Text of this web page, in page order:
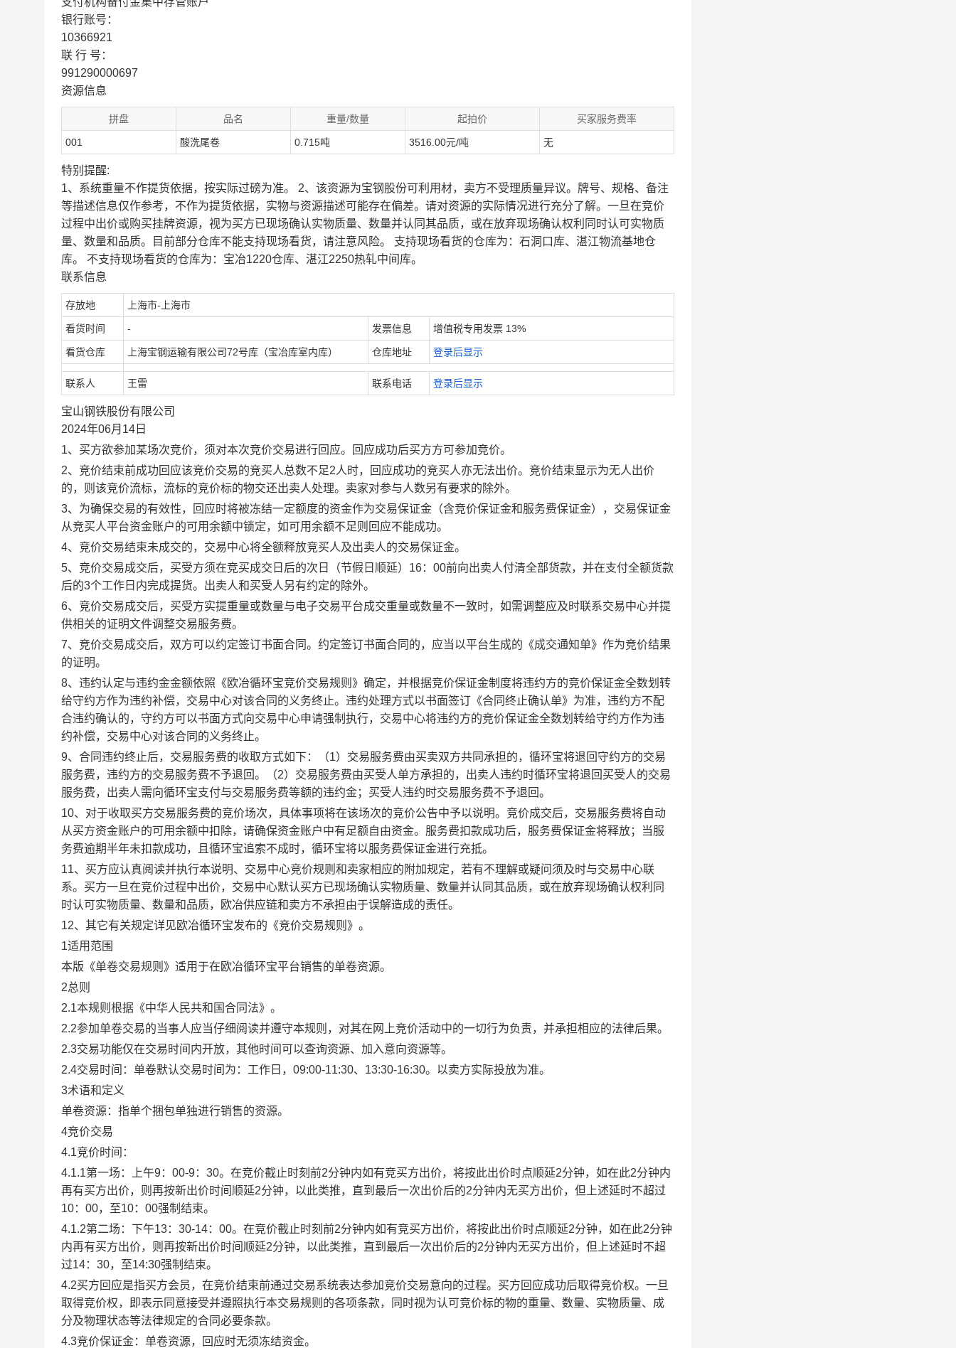
银行账号：
10366921
联 行 号：
991290000697
资源信息
拼盘 品名 重量/数量 起拍价 买家服务费率
001 酸洗尾卷 0.715吨 3516.00元/吨 无
特别提醒:
1、系统重量不作提货依据，按实际过磅为准。 2、该资源为宝钢股份可利用材，卖方不受理质量异议。牌号、规格、备注
等描述信息仅作参考，不作为提货依据，实物与资源描述可能存在偏差。请对资源的实际情况进行充分了解。一旦在竞价
过程中出价或购买挂牌资源，视为买方已现场确认实物质量、数量并认同其品质，或在放弃现场确认权利同时认可实物质
量、数量和品质。目前部分仓库不能支持现场看货，请注意风险。 支持现场看货的仓库为：石洞口库、湛江物流基地仓
库。 不支持现场看货的仓库为：宝冶1220仓库、湛江2250热轧中间库。
联系信息
存放地 上海市-上海市
看货时间 - 发票信息 增值税专用发票 13%
看货仓库 上海宝钢运输有限公司72号库（宝冶库室内库） 仓库地址 登录后显示
联系人 王雷 联系电话 登录后显示
宝山钢铁股份有限公司
2024年06月14日
1、买方欲参加某场次竞价，须对本次竞价交易进行回应。回应成功后买方方可参加竞价。
2、竞价结束前成功回应该竞价交易的竞买人总数不足2人时，回应成功的竞买人亦无法出价。竞价结束显示为无人出价
的，则该竞价流标，流标的竞价标的物交还出卖人处理。卖家对参与人数另有要求的除外。
3、为确保交易的有效性，回应时将被冻结一定额度的资金作为交易保证金（含竞价保证金和服务费保证金），交易保证金
从竞买人平台资金账户的可用余额中锁定，如可用余额不足则回应不能成功。
4、竞价交易结束未成交的，交易中心将全额释放竞买人及出卖人的交易保证金。
5、竞价交易成交后，买受方须在竞买成交日后的次日（节假日顺延）16：00前向出卖人付清全部货款，并在支付全额货款
后的3个工作日内完成提货。出卖人和买受人另有约定的除外。
6、竞价交易成交后，买受方实提重量或数量与电子交易平台成交重量或数量不一致时，如需调整应及时联系交易中心并提
供相关的证明文件调整交易服务费。
7、竞价交易成交后，双方可以约定签订书面合同。约定签订书面合同的，应当以平台生成的《成交通知单》作为竞价结果
的证明。
8、违约认定与违约金金额依照《欧冶循环宝竞价交易规则》确定，并根据竞价保证金制度将违约方的竞价保证金全数划转
给守约方作为违约补偿，交易中心对该合同的义务终止。违约处理方式以书面签订《合同终止确认单》为准，违约方不配
合违约确认的，守约方可以书面方式向交易中心申请强制执行，交易中心将违约方的竞价保证金全数划转给守约方作为违
约补偿，交易中心对该合同的义务终止。
9、合同违约终止后，交易服务费的收取方式如下：（1）交易服务费由买卖双方共同承担的，循环宝将退回守约方的交易
服务费，违约方的交易服务费不予退回。（2）交易服务费由买受人单方承担的，出卖人违约时循环宝将退回买受人的交易
服务费，出卖人需向循环宝支付与交易服务费等额的违约金；买受人违约时交易服务费不予退回。
10、对于收取买方交易服务费的竞价场次，具体事项将在该场次的竞价公告中予以说明。竞价成交后，交易服务费将自动
从买方资金账户的可用余额中扣除，请确保资金账户中有足额自由资金。服务费扣款成功后，服务费保证金将释放；当服
务费逾期半年未扣款成功，且循环宝追索不成时，循环宝将以服务费保证金进行充抵。
11、买方应认真阅读并执行本说明、交易中心竞价规则和卖家相应的附加规定，若有不理解或疑问须及时与交易中心联
系。买方一旦在竞价过程中出价，交易中心默认买方已现场确认实物质量、数量并认同其品质，或在放弃现场确认权利同
时认可实物质量、数量和品质，欧冶供应链和卖方不承担由于误解造成的责任。
12、其它有关规定详见欧冶循环宝发布的《竞价交易规则》。
1适用范围
本版《单卷交易规则》适用于在欧冶循环宝平台销售的单卷资源。
2总则
2.1本规则根据《中华人民共和国合同法》。
2.2参加单卷交易的当事人应当仔细阅读并遵守本规则，对其在网上竞价活动中的一切行为负责，并承担相应的法律后果。
2.3交易功能仅在交易时间内开放，其他时间可以查询资源、加入意向资源等。
2.4交易时间：单卷默认交易时间为：工作日，09:00-11:30、13:30-16:30。以卖方实际投放为准。
3术语和定义
单卷资源：指单个捆包单独进行销售的资源。
4竞价交易
4.1竞价时间：
4.1.1第一场：上午9：00-9：30。在竞价截止时刻前2分钟内如有竞买方出价，将按此出价时点顺延2分钟，如在此2分钟内
再有买方出价，则再按新出价时间顺延2分钟，以此类推，直到最后一次出价后的2分钟内无买方出价，但上述延时不超过
10：00，至10：00强制结束。
4.1.2第二场：下午13：30-14：00。在竞价截止时刻前2分钟内如有竞买方出价，将按此出价时点顺延2分钟，如在此2分钟
内再有买方出价，则再按新出价时间顺延2分钟，以此类推，直到最后一次出价后的2分钟内无买方出价，但上述延时不超
过14：30，至14:30强制结束。
4.2买方回应是指买方会员，在竞价结束前通过交易系统表达参加竞价交易意向的过程。买方回应成功后取得竞价权。一旦
取得竞价权，即表示同意接受并遵照执行本交易规则的各项条款，同时视为认可竞价标的物的重量、数量、实物质量、成
分及物理状态等法律规定的合同必要条款。
4.3竞价保证金：单卷资源，回应时无须冻结资金。